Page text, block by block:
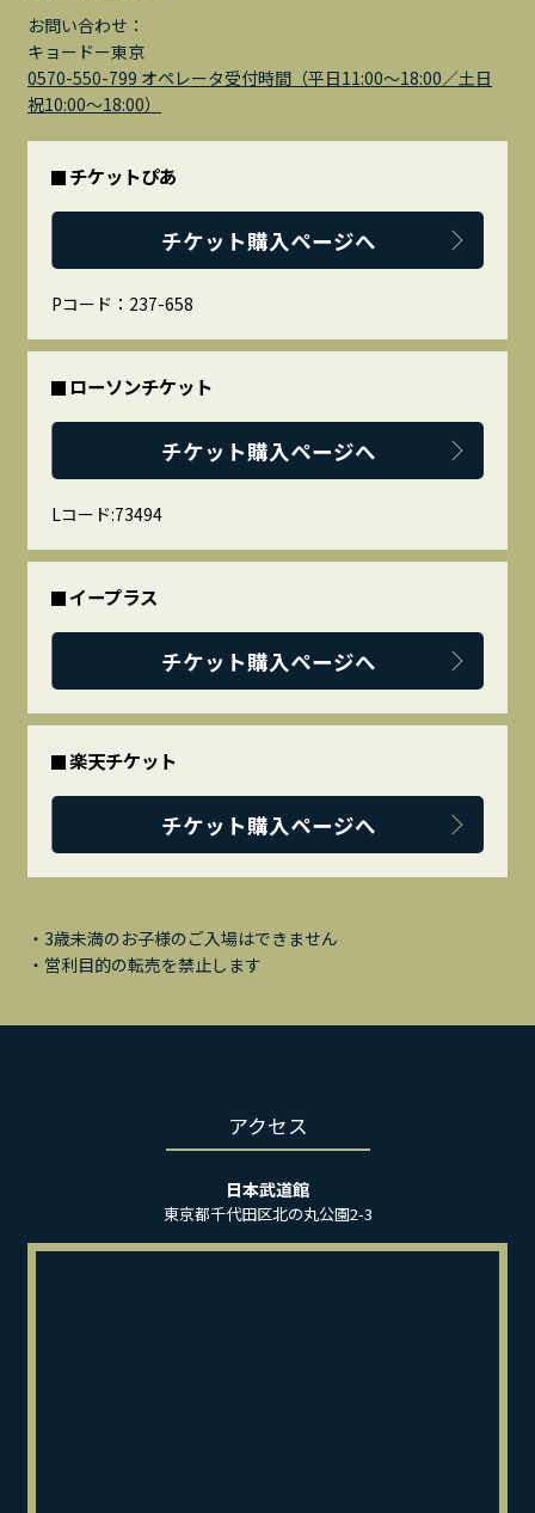
お問い合わせ：
キョードー東京
0570-550-799 オペレータ受付時間（平⽇11:00〜18:00／⼟⽇
祝10:00〜18:00）
チケットぴあ
チケット購入ページへ
Pコード：237-658
ローソンチケット
チケット購入ページへ
Lコード:73494
イープラス
チケット購入ページへ
楽天チケット
チケット購入ページへ
・3歳未満のお子様のご入場はできません
・営利目的の転売を禁止します
アクセス
日本武道館
東京都千代田区北の丸公園2-3